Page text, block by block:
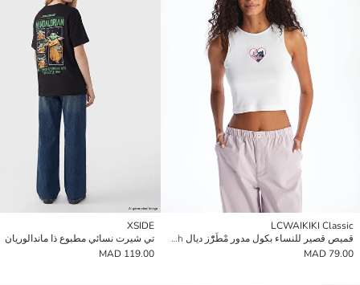
LCWAIKIKI Classic
قميص قصير للنساء بكول مدور مْطَرّْز ديال Stitch
79.00 MAD
XSIDE
تي شيرت نسائي مطبوع ذا ماندالوريان
119.00 MAD